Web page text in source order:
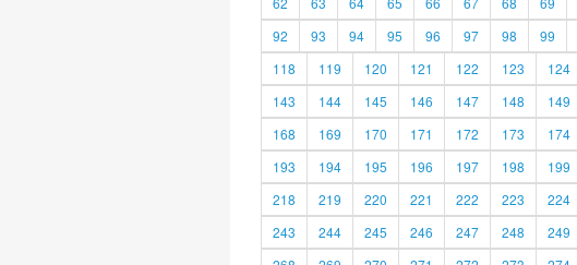
92
93 94 95 96 97 98 99
118
119 120 121 122 123 124
143
144 145 146 147 148 149
168
169 170 171 172 173 174
193
194 195 196 197 198 199
218
219 220 221 222 223 224
243
244 245 246 247 248 249